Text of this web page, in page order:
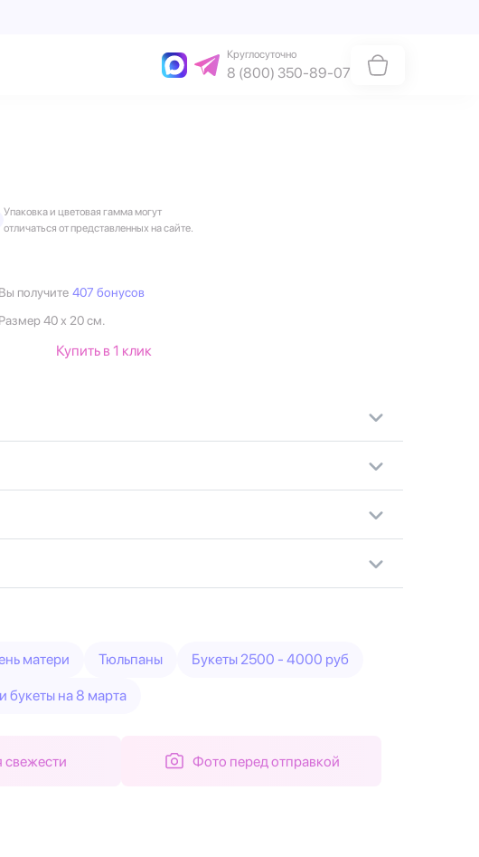
Круглосуточно
8 (800) 350-89-07
Упаковка и цветовая гамма могут
отличаться от представленных на сайте.
Вы получите 407 бонусов
Размер 40 х 20 см.
Купить в 1 клик
матери Тюльпаны Букеты 2500 - 4000 руб
букеты на 8 марта
свежести Фото перед отправкой